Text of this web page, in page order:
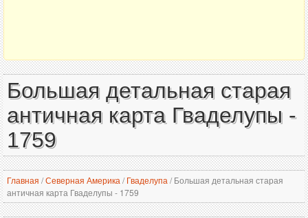
Большая детальная старая
античная карта Гваделупы -
1759
Главная /Северная Америка / Гваделупа /Большая детальная старая
античная карта Гваделупы - 1759